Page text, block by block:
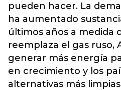
pueden hacer. La
ha aumentado
últimos años a medida
reemplaza el gas ruso,
generar más energía
en crecimiento y los
alternativas más